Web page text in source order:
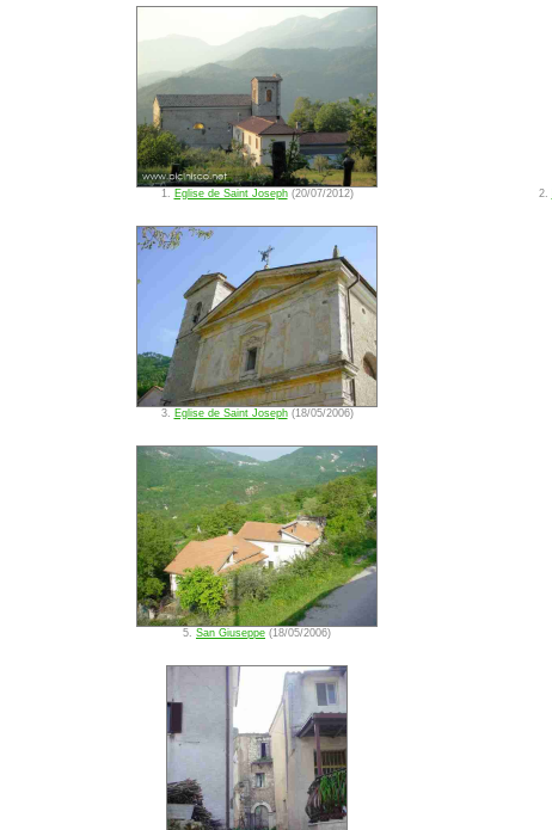
1. Eglise de Saint Joseph(20/07/2012) 2.
3. Eglise de Saint Joseph(18/05/2006)
5. San Giuseppe (18/05/2006)